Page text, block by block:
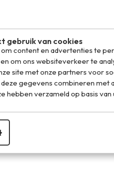
gebruik van cookies
content en advertenties te
om ons websiteverkeer te
site met onze partners voor
gegevens combineren met
hebben verzameld op basis van